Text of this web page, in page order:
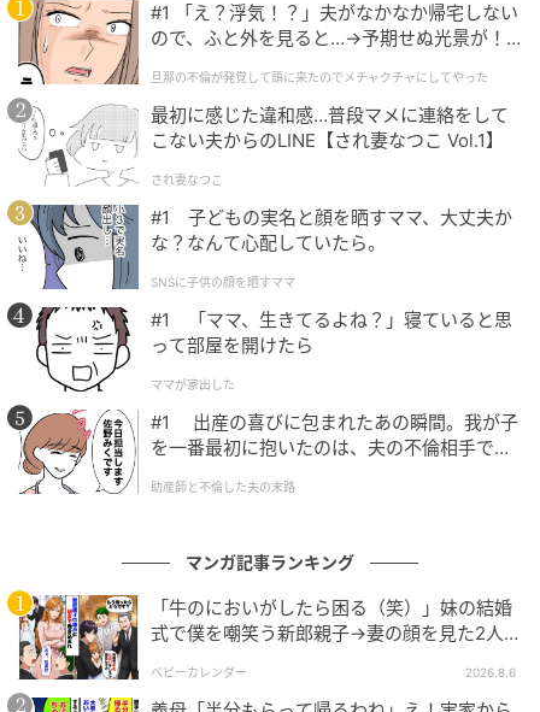
当日、お店に現れた母は、あんなに威勢のよかった
「内孫・外孫」論はどこへやら、終始バツが悪そうに
縮こまっていました。しかし、義両親は最後までAの母
を責めるような態度は一切見せません。そして「前回
はお言葉に甘えすぎてしまって。今日は一緒にお祝い
を楽しみましょう」と、笑顔でAの母を「お客様」とし
て温かく迎え入れたのです。
さらに、食事代もすべて義両親がスマートに支払い済
みでした。母は帰り際、小さくなって「今日はありが
とうございました……」と、これまでにないほど殊勝な
態度で頭を下げていました。それ以来、Aの母が「内
孫・外孫」という言葉を口にすることは二度となかっ
たそうです。
相手の非を責めることよりも、全員が心地よく過ごせ
つでも相手のプライドを傷つけない配慮ができる人こ
そが、結果として相手の心をも動かす、真にすてきな
大人なのかもしれないと感じました。静かで気品ある
やさしさを、私もこれからの人生で意識してすごして
いこうと思います。
#1 「え？浮気！？」夫がなかなか帰宅しない
ので、ふと外を見ると…→予期せぬ光景が！
クチャにしてやった
旦那の不倫が発覚して頭に来たのでメチャクチャにしてやった
最初に感じた違和感…普段マメに連絡をして
こない夫からのLINE【され妻なつこ Vol.1】
され妻なつこ
#1 子どもの実名と顔を晒すママ、大丈夫か
な？なんて心配していたら。
SNSに子供の顔を晒すママ
#1 「ママ、生きてるよね？」寝ていると思
って部屋を開けたら
ママが家出した
#1 出産の喜びに包まれたあの瞬間。我が子
を一番最初に抱いたのは、夫の不倫相手でし
助産師と不倫した夫の末路
マンガ記事ランキング
「牛のにおいがしたら困る（笑）」妹の結婚
式で僕を嘲笑う新郎親子→妻の顔を見た2人が
ベビーカレンダー 2026.8.6